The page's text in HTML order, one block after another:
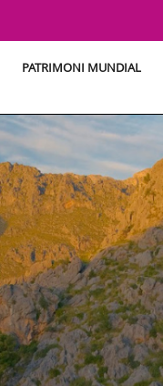
PATRIMONI MUNDIAL